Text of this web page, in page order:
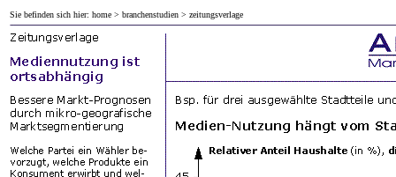
Sie befinden sich hier: home > branchenstudien > zeitungsverlage